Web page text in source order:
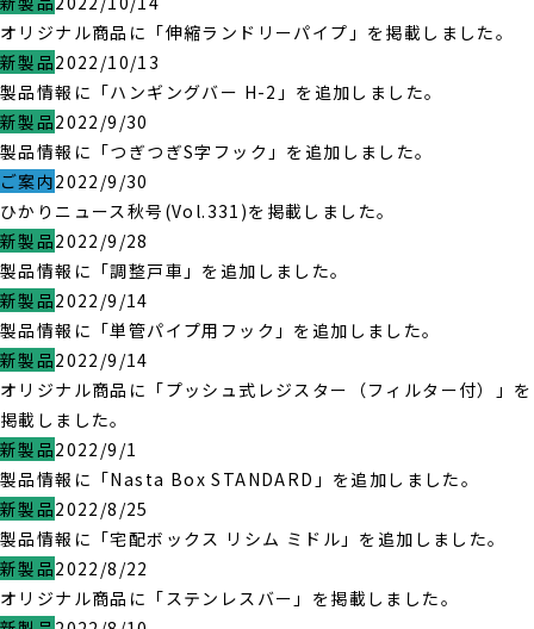
オリジナル商品に「伸縮ランドリーパイプ」を掲載しました。
新製品2022/10/13
製品情報に「ハンギングバー H-2」を追加しました。
新製品2022/9/30
製品情報に「つぎつぎS字フック」を追加しました。
ご案内2022/9/30
ひかりニュース秋号(Vol.331)を掲載しました。
新製品2022/9/28
製品情報に「調整戸車」を追加しました。
新製品2022/9/14
製品情報に「単管パイプ用フック」を追加しました。
新製品2022/9/14
オリジナル商品に「プッシュ式レジスター（フィルター付）」を
掲載しました。
新製品2022/9/1
製品情報に「Nasta Box STANDARD」を追加しました。
新製品2022/8/25
製品情報に「宅配ボックス リシム ミドル」を追加しました。
新製品2022/8/22
オリジナル商品に「ステンレスバー」を掲載しました。